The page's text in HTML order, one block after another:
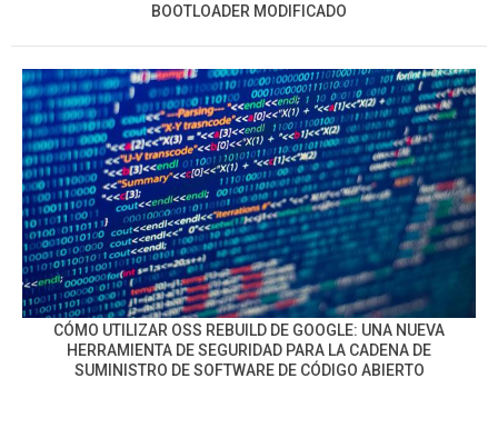
BOOTLOADER MODIFICADO
CÓMO UTILIZAR OSS REBUILD DE GOOGLE: UNA NUEVA
HERRAMIENTA DE SEGURIDAD PARA LA CADENA DE
SUMINISTRO DE SOFTWARE DE CÓDIGO ABIERTO